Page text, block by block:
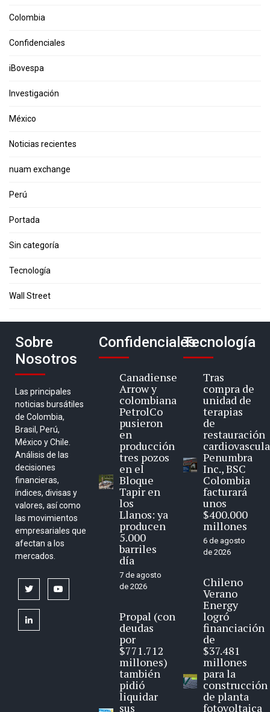
Colombia
Confidenciales
iBovespa
Investigación
México
Noticias recientes
nuam exchange
Perú
Portada
Sin categoría
Tecnología
Wall Street
Sobre
Nosotros
Las principales
noticias bursátiles
de Colombia,
Brasil, Perú,
México y Chile.
Análisis de las
decisiones
financieras,
índices, divisas y
valores, así como
las movimientos
empresariales que
afectan a los
mercados.
twitter
linkedin
Confidenciales
Canadiense
Arrow y
colombiana
PetrolCo
pusieron
en
producción
tres pozos
en el
Bloque
Tapir en
los
Llanos: ya
producen
5.000
barriles
día
7 de agosto
de 2026
Propal (con
deudas
por
$771.712
millones)
también
pidió
liquidar
sus
Tecnología
Tras
compra de
unidad de
terapias
de
restauración
Penumbra
Inc., BSC
Colombia
facturará
unos
$400.000
millones
6 de agosto
de 2026
Chileno
Verano
Energy
logró
financiación
de
$37.481
millones
para la
construcción
de planta
fotovoltaica